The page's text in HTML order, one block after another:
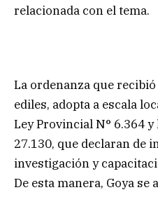
relacionada con el tema.
La ordenanza que
ediles, adopta a escala
Ley Provincial N° 6.364
27.130, que declaran de
investigación y
De esta manera, Goya se